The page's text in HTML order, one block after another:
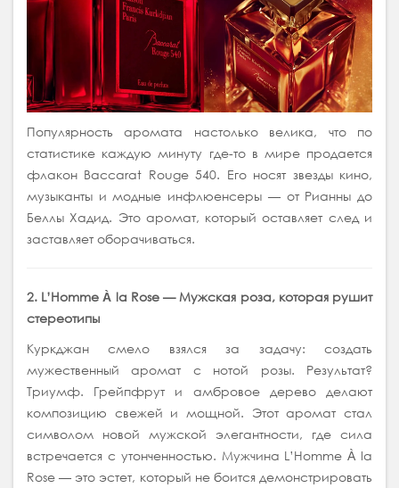
Популярность аромата настолько велика, что по
статистике каждую минуту где-то в мире продается
флакон Baccarat Rouge 540. Его носят звезды кино,
музыканты и модные инфлюенсеры — от Рианны до
Беллы Хадид. Это аромат, который оставляет след и
заставляет оборачиваться.
2. L’Homme À la Rose — Мужская роза, которая рушит
стереотипы
Куркджан смело взялся за задачу: создать
мужественный аромат с нотой розы. Результат?
Триумф. Грейпфрут и амбровое дерево делают
композицию свежей и мощной. Этот аромат стал
символом новой мужской элегантности, где сила
встречается с утонченностью. Мужчина L’Homme À la
Rose — это эстет, который не боится демонстрировать